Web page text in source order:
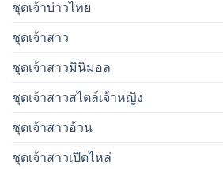
ชุดเจ้าบ่าวไทย
ชุดเจ้าสาว
ชุดเจ้าสาวมินิมอล
ชุดเจ้าสาวสไตล์เจ้าหญิง
ชุดเจ้าสาวอ้วน
ชุดเจ้าสาวเปิดไหล่